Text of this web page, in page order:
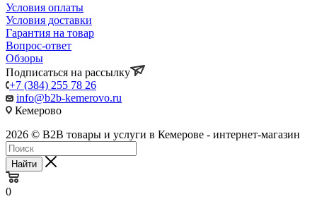
Условия оплаты
Условия доставки
Гарантия на товар
Вопрос-ответ
Обзоры
Подписаться на рассылку
+7 (384) 255 78 26
info@b2b-kemerovo.ru
Кемерово
2026 © B2B товары и услуги в Кемерове - интернет-магазин
Найти
0